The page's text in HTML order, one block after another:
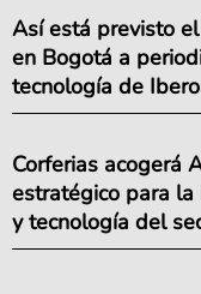
Así está previsto
en Bogotá a
tecnología de
Corferias acogerá
estratégico para
y tecnología del